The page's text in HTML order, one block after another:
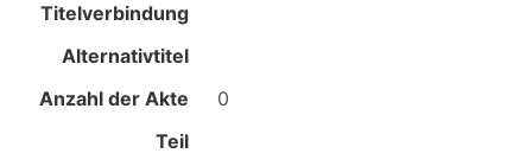
Titelverbindung
Alternativtitel
Anzahl der Akte
0
Teil